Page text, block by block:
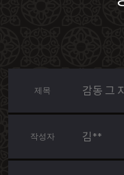
제목 감동 그
작성자 김**